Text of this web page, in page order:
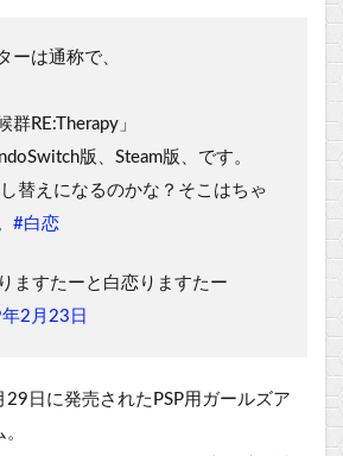
ーは通称で、
群RE:Therapy」
版、Steam版、です。
替えになるのかな？そこはちゃ
#白恋
ますたーと白恋りますたー
2月23日
日に発売されたPSP用ガールズア